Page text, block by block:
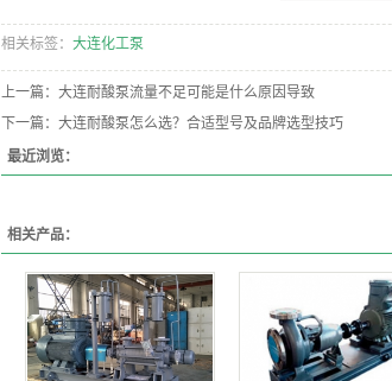
相关标签： 大连化工泵
上一篇： 大连耐酸泵流量不足可能是什么原因导致
下一篇： 大连耐酸泵怎么选？合适型号及品牌选型技巧
最近浏览：
相关产品：